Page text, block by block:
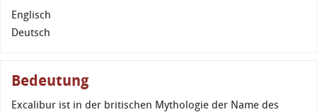
Englisch
Deutsch
Bedeutung
Excalibur ist in der britischen Mythologie der Name des